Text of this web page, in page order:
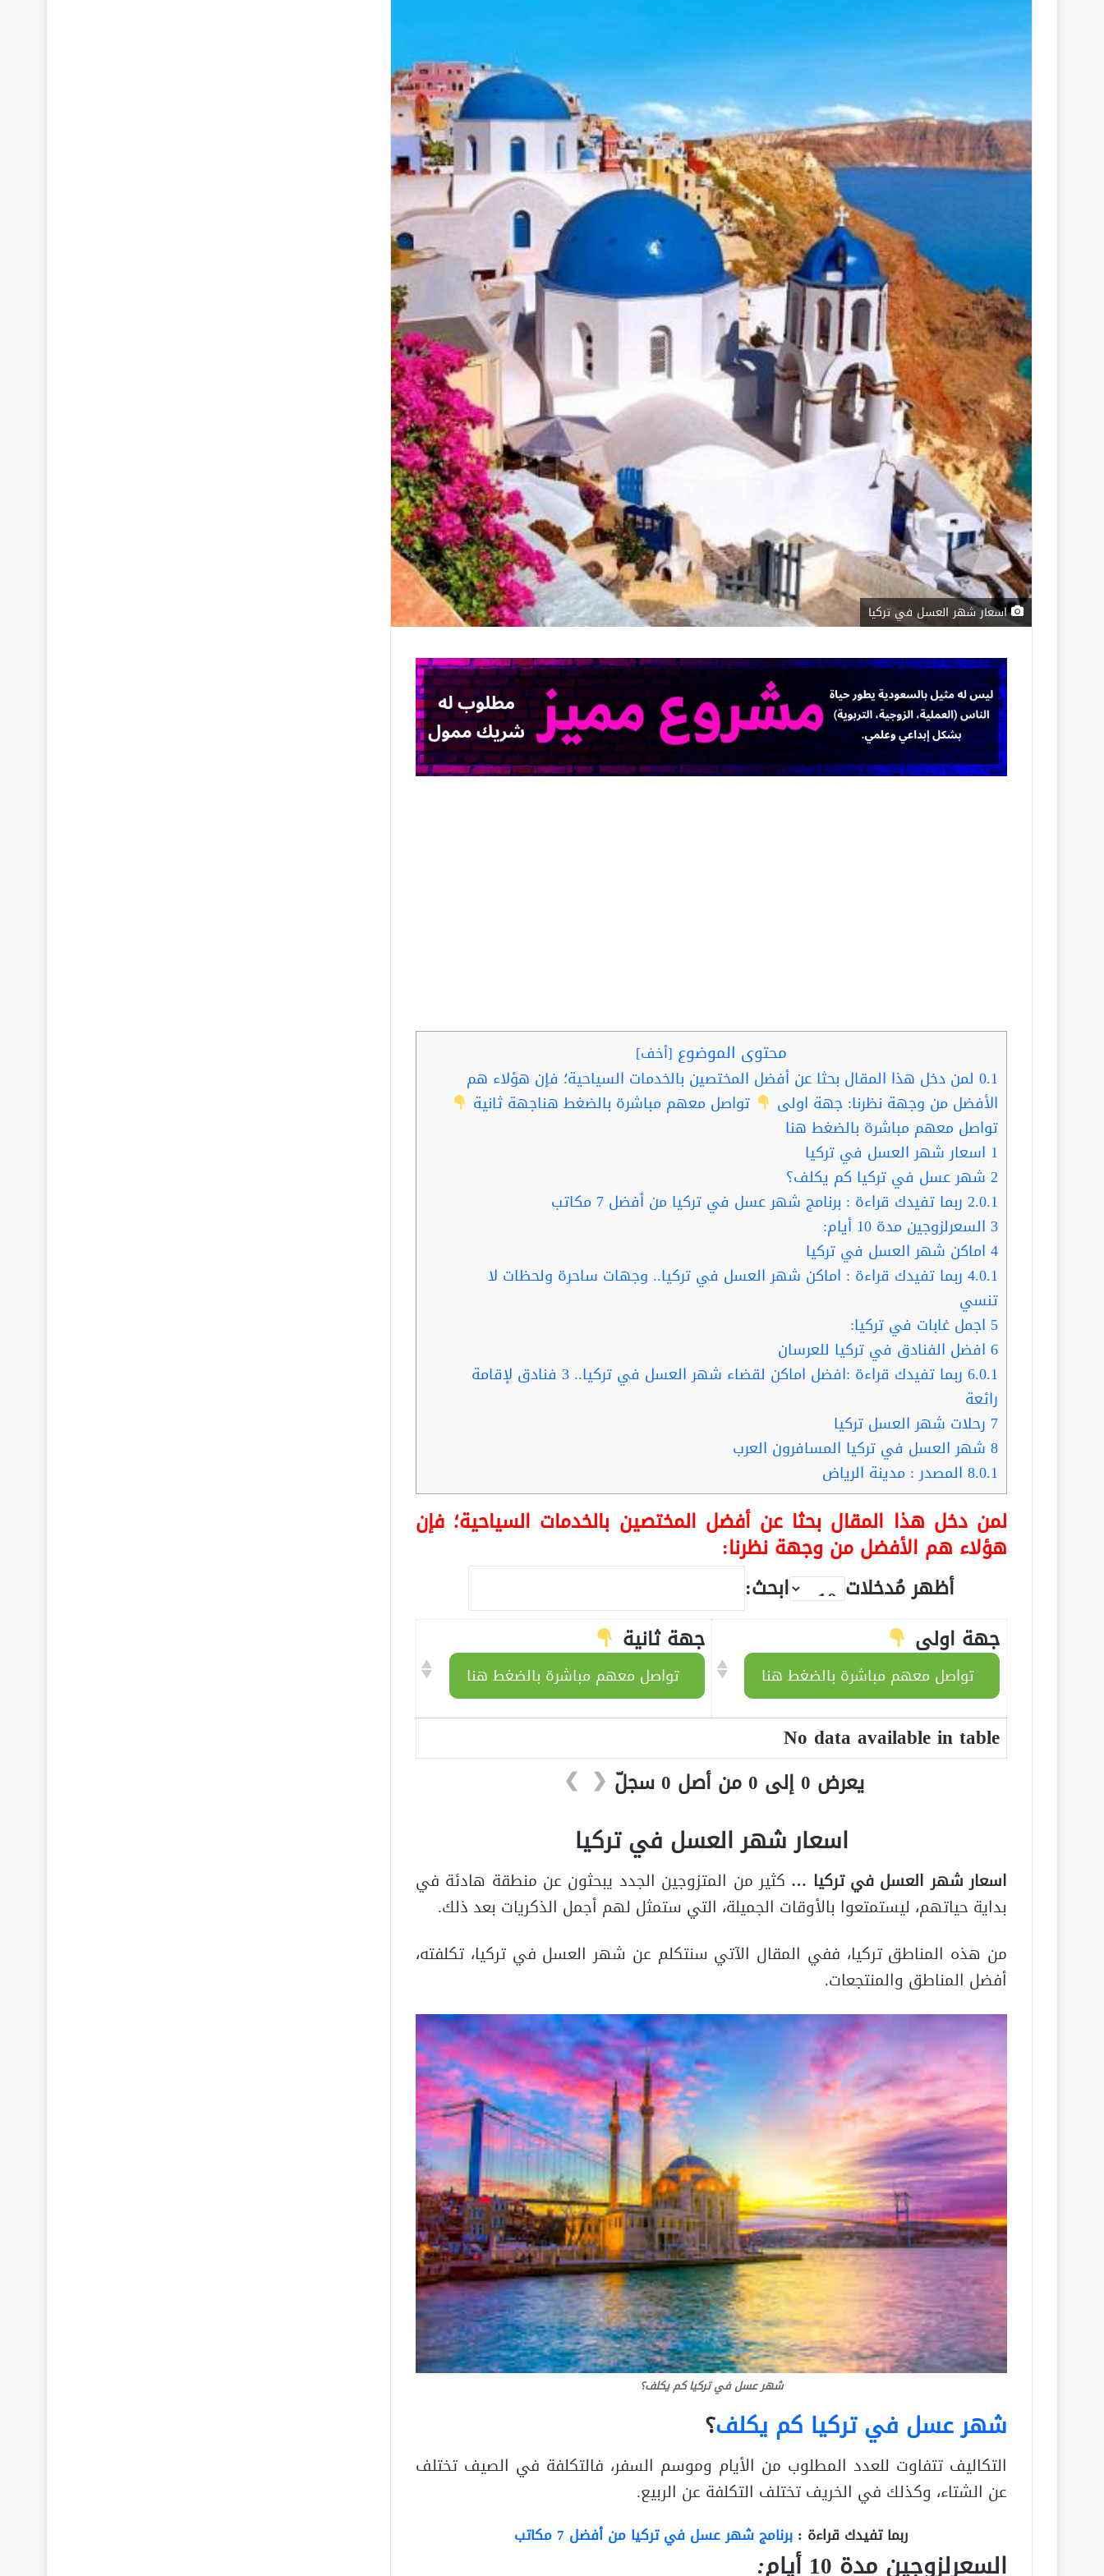
اسعار شهر العسل في تركيا
محتوى الموضوع [أخف]
0.1 لمن دخل هذا المقال بحثا عن أفضل المختصين بالخدمات السياحية؛ فإن هؤلاء هم
الأفضل من وجهة نظرنا: جهة اولى
تواصل معهم مباشرة بالضغط هناجهة ثانية
تواصل معهم مباشرة بالضغط هنا
1 اسعار شهر العسل في تركيا
2 شهر عسل في تركيا كم يكلف؟
2.0.1 ربما تفيدك قراءة : برنامج شهر عسل في تركيا من أفضل 7 مكاتب
3 السعرلزوجين مدة 10 أيام:
4 اماكن شهر العسل في تركيا
4.0.1 ربما تفيدك قراءة : اماكن شهر العسل في تركيا.. وجهات ساحرة ولحظات لا
تنسي
5 اجمل غابات في تركيا:
6 افضل الفنادق في تركيا للعرسان
6.0.1
ربما تفيدك قراءة :افضل اماكن لقضاء شهر العسل في تركيا.. 3 فنادق لإقامة
رائعة
7 رحلات شهر العسل تركيا
8 شهر العسل في تركيا المسافرون العرب
8.0.1 المصدر : مدينة الرياض
لمن دخل هذا المقال بحثا عن أفضل المختصين بالخدمات السياحية؛ فإن
هؤلاء هم الأفضل من وجهة نظرنا:
أظهر مُدخلات
ابحث:
جهة اولى
تواصل معهم مباشرة بالضغط هنا
جهة ثانية
تواصل معهم مباشرة بالضغط هنا
No data available in table
يعرض 0 إلى 0 من أصل 0 سجلّ
❮
❯
اسعار شهر العسل في تركيا
اسعار شهر العسل في تركيا … كثير من المتزوجين الجدد يبحثون عن منطقة هادئة في
بداية حياتهم، ليستمتعوا بالأوقات الجميلة، التي ستمثل لهم أجمل الذكريات بعد ذلك.
من هذه المناطق تركيا، ففي المقال الآتي سنتكلم عن شهر العسل في تركيا، تكلفته،
أفضل المناطق والمنتجعات.
شهر عسل في تركيا كم يكلف؟
شهر عسل في تركيا كم يكلف؟
التكاليف تتفاوت للعدد المطلوب من الأيام وموسم السفر، فالتكلفة في الصيف تختلف
عن الشتاء، وكذلك في الخريف تختلف التكلفة عن الربيع.
ربما تفيدك قراءة : برنامج شهر عسل في تركيا من أفضل 7 مكاتب
السعرلزوجين مدة 10 أيام :